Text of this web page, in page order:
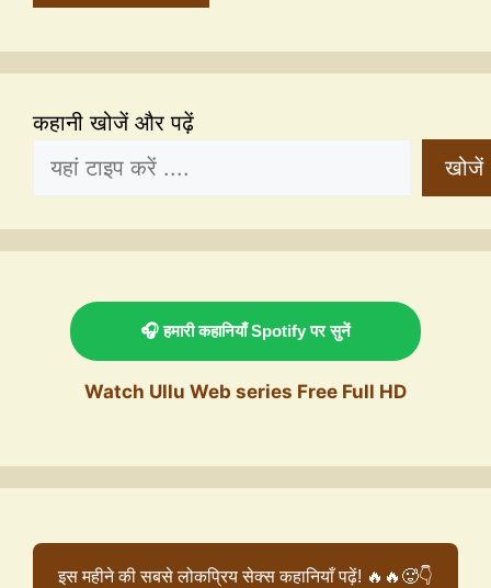
कहानी खोजें और पढ़ें
खोजें
🎧 हमारी कहानियाँ Spotify पर सुनें
Watch Ullu Web series Free Full HD
इस महीने की सबसे लोकप्रिय सेक्स कहानियाँ पढ़ें! 🔥🔥🥵👇